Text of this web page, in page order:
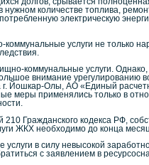
нужном количестве топлива,
электрическую
услуги не только
коммунальные услуги.
внимание урегулированию
г. Йошкар-Олы, АО «Единый
меры применялись только в
Гражданского кодекса РФ,
ЖКХ необходимо до конца
в силу невысокой
с заявлением в